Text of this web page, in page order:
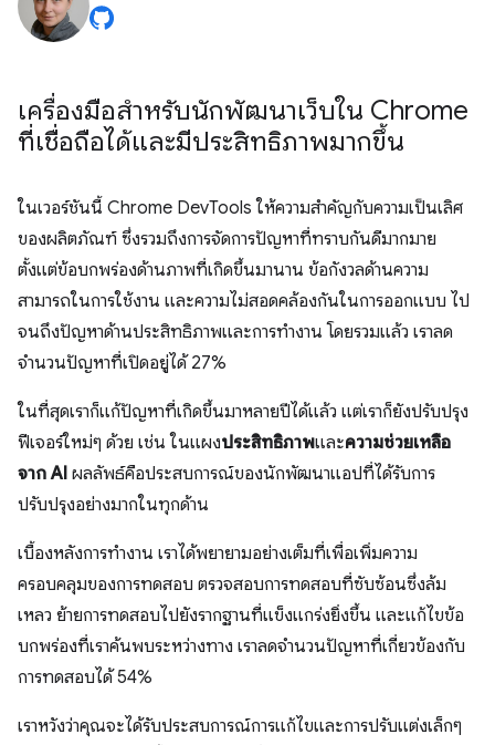
เครื่องมือสำหรับนักพัฒนาเว็บใน Chrome
ที่เชื่อถือได้และมีประสิทธิภาพมากขึ้น
ในเวอร์ชันนี้ Chrome DevTools ให้ความสำคัญกับความเป็นเลิศ
ของผลิตภัณฑ์ ซึ่งรวมถึงการจัดการปัญหาที่ทราบกันดีมากมาย
ตั้งแต่ข้อบกพร่องด้านภาพที่เกิดขึ้นมานาน ข้อกังวลด้านความ
สามารถในการใช้งาน และความไม่สอดคล้องกันในการออกแบบ ไป
จนถึงปัญหาด้านประสิทธิภาพและการทำงาน โดยรวมแล้ว เราลด
จำนวนปัญหาที่เปิดอยู่ได้ 27%
ในที่สุดเราก็แก้ปัญหาที่เกิดขึ้นมาหลายปีได้แล้ว แต่เราก็ยังปรับปรุง
ฟีเจอร์ใหม่ๆ ด้วย เช่น ในแผงประสิทธิภาพและความช่วยเหลือ
จาก AI ผลลัพธ์คือประสบการณ์ของนักพัฒนาแอปที่ได้รับการ
ปรับปรุงอย่างมากในทุกด้าน
เบื้องหลังการทำงาน เราได้พยายามอย่างเต็มที่เพื่อเพิ่มความ
ครอบคลุมของการทดสอบ ตรวจสอบการทดสอบที่ซับซ้อนซึ่งล้ม
เหลว ย้ายการทดสอบไปยังรากฐานที่แข็งแกร่งยิ่งขึ้น และแก้ไขข้อ
บกพร่องที่เราค้นพบระหว่างทาง เราลดจำนวนปัญหาที่เกี่ยวข้องกับ
การทดสอบได้ 54%
เราหวังว่าคุณจะได้รับประสบการณ์การแก้ไขและการปรับแต่งเล็กๆ